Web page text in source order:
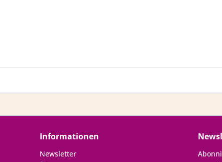
Informationen
Newsletter